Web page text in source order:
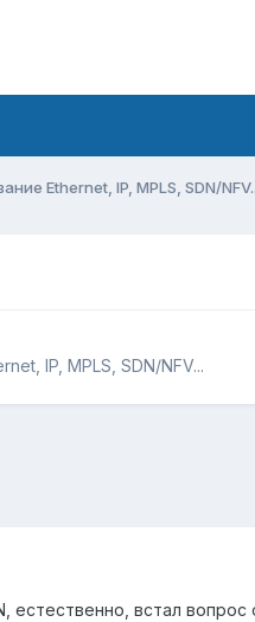
Ethernet, IP, MPLS, SDN/
IP, MPLS, SDN/NFV...
естественно, встал